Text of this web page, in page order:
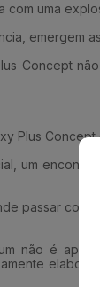
com uma
emergem
Concept
Plus
um
passar
não é